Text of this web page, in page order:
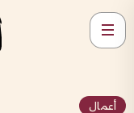
أعمال